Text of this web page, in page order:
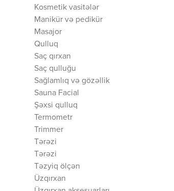
Kosmetik vasitələr
Manikür və pedikür
Masajor
Qulluq
Saç qırxan
Saç qulluğu
Sağlamlıq və gözəllik
Sauna Facial
Şəxsi qulluq
Termometr
Trimmer
Tərəzi
Tərəzi
Təzyiq ölçən
Üzqırxan